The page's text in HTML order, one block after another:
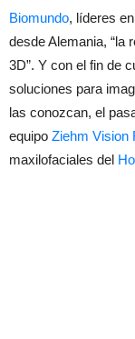
Biomundo, líderes
desde Alemania, “la
3D”. Y con el fin de
soluciones para
las conozcan, el
equipo Ziehm Vision
maxilofaciales del